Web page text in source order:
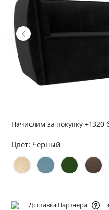
Начислим за покупку +1320
Цвет: Черный
Доставка Партнёра